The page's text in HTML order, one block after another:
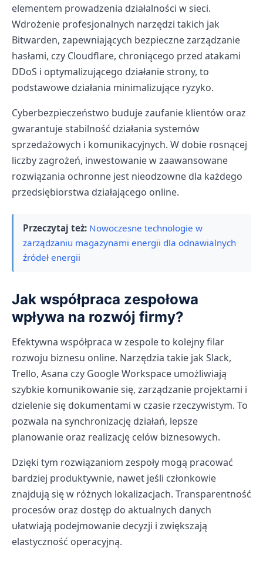
elementem prowadzenia działalności w sieci.
Wdrożenie profesjonalnych narzędzi takich jak
Bitwarden, zapewniających bezpieczne zarządzanie
hasłami, czy Cloudflare, chroniącego przed atakami
DDoS i optymalizującego działanie strony, to
podstawowe działania minimalizujące ryzyko.
Cyberbezpieczeństwo buduje zaufanie klientów oraz
gwarantuje stabilność działania systemów
sprzedażowych i komunikacyjnych. W dobie rosnącej
liczby zagrożeń, inwestowanie w zaawansowane
rozwiązania ochronne jest nieodzowne dla każdego
przedsiębiorstwa działającego online.
Przeczytaj też: Nowoczesne technologie w
zarządzaniu magazynami energii dla odnawialnych
źródeł energii
Jak współpraca zespołowa
wpływa na rozwój firmy?
Efektywna współpraca w zespole to kolejny filar
rozwoju biznesu online. Narzędzia takie jak Slack,
Trello, Asana czy Google Workspace umożliwiają
szybkie komunikowanie się, zarządzanie projektami i
dzielenie się dokumentami w czasie rzeczywistym. To
pozwala na synchronizację działań, lepsze
planowanie oraz realizację celów biznesowych.
Dzięki tym rozwiązaniom zespoły mogą pracować
bardziej produktywnie, nawet jeśli członkowie
znajdują się w różnych lokalizacjach. Transparentność
procesów oraz dostęp do aktualnych danych
ułatwiają podejmowanie decyzji i zwiększają
elastyczność operacyjną.